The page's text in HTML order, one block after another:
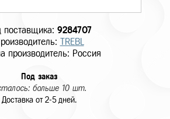
поставщика: 9284707
TREBL
производитель: Россия
Под заказ
больше 10 шт.
Доставка от 2-5 дней.